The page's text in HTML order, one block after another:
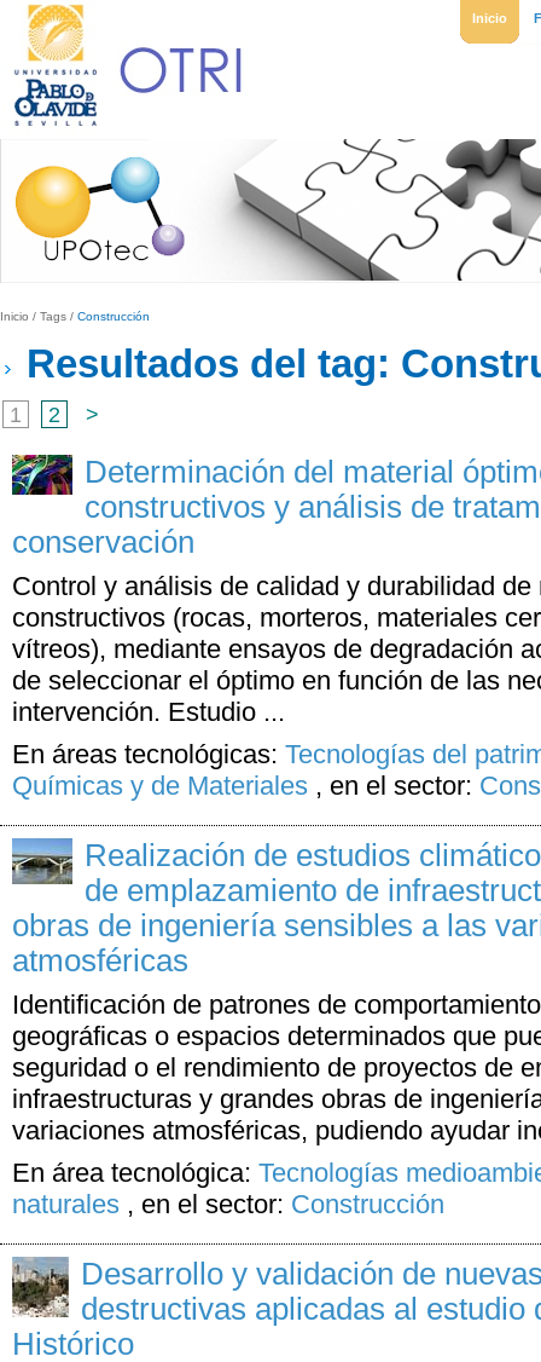
Inicio
Inicio / Tags / Construcción
Resultados del tag:
1 2 >
Determinación del material
constructivos y análisis de
conservación
Control y análisis de calidad y durabilidad
constructivos (rocas, morteros, materiales
vítreos), mediante ensayos de degradación
de seleccionar el óptimo en función de las
intervención. Estudio ...
En áreas tecnológicas: Tecnologías del
Químicas y de Materiales , en el sector:
Realización de estudios
de emplazamiento de
obras de ingeniería sensibles a las
atmosféricas
Identificación de patrones de
geográficas o espacios determinados que
seguridad o el rendimiento de proyectos de
infraestructuras y grandes obras de
variaciones atmosféricas, pudiendo ayudar
En área tecnológica: Tecnologías
naturales , en el sector: Construcción
Desarrollo y validación de
destructivas aplicadas al estudio
Histórico